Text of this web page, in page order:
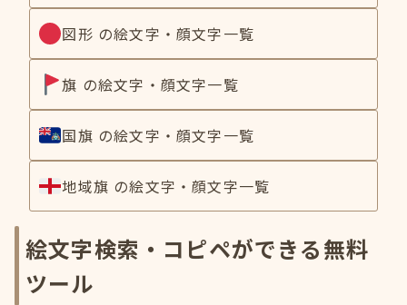
図形 の絵文字・顔文字一覧
旗 の絵文字・顔文字一覧
国旗 の絵文字・顔文字一覧
地域旗 の絵文字・顔文字一覧
絵文字検索・コピペができる無料
ツール